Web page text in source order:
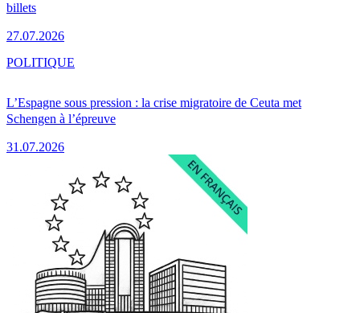
billets
27.07.2026
L’Espagne sous pression : la crise migratoire de Ceuta met
Schengen à l’épreuve
31.07.2026
POLITIQUE